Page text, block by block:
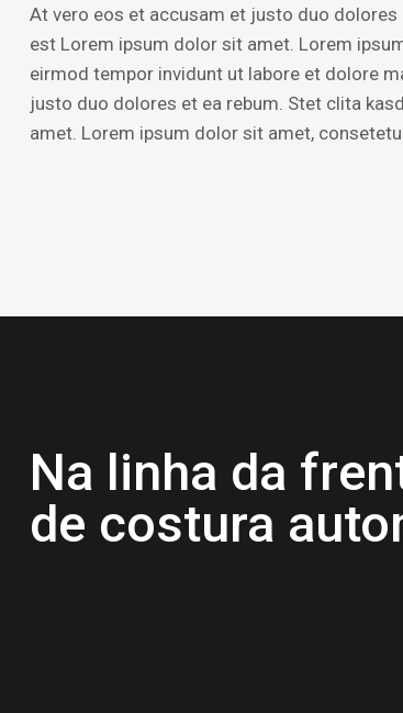
At vero eos et accusam et justo duo
est Lorem ipsum dolor sit amet. Lorem
eirmod tempor invidunt ut labore et dolore
justo duo dolores et ea rebum. Stet clita
amet. Lorem ipsum dolor sit amet,
Na linha da
de costura